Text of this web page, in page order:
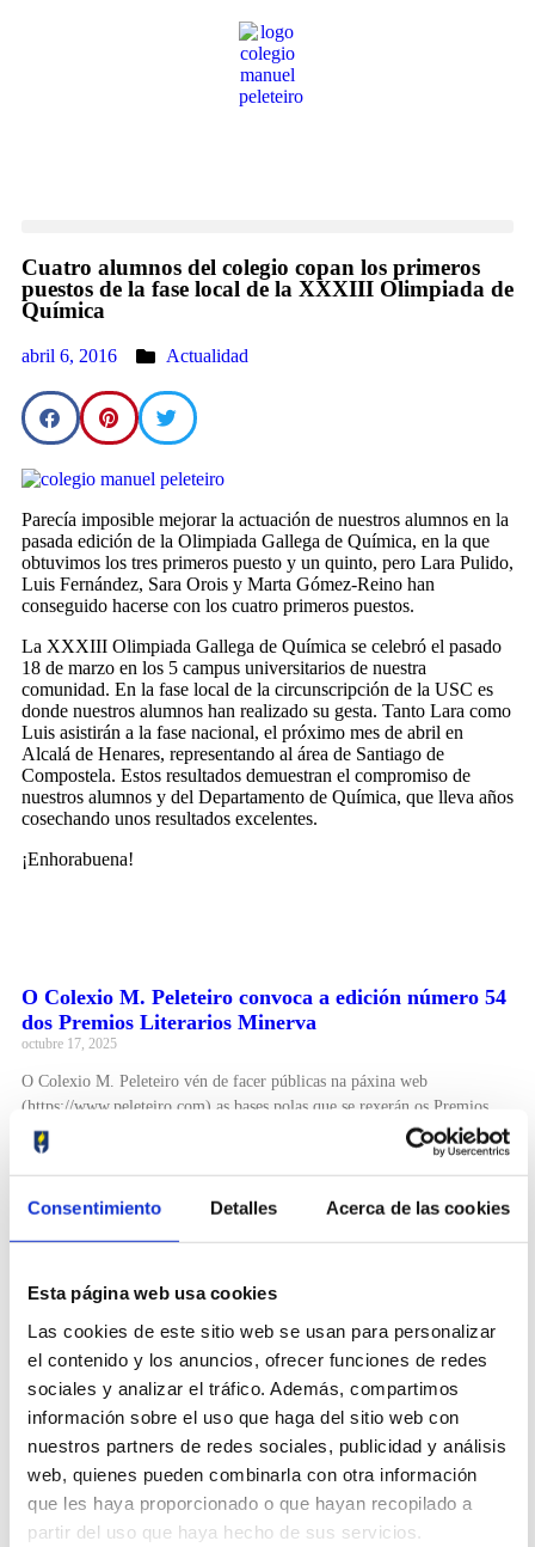
Consentimiento Detalles Acerca de las cookies
Esta página web usa cookies
Las cookies de este sitio web se usan para personalizar
el contenido y los anuncios, ofrecer funciones de redes
sociales y analizar el tráfico. Además, compartimos
información sobre el uso que haga del sitio web con
nuestros partners de redes sociales, publicidad y análisis
web, quienes pueden combinarla con otra información
que les haya proporcionado o que hayan recopilado a
partir del uso que haya hecho de sus servicios.
Cuatro alumnos del colegio copan los primeros
puestos de la fase local de la XXXIII Olimpiada de
Química
abril 6, 2016 Actualidad
Parecía imposible mejorar la actuación de nuestros alumnos en la
pasada edición de la Olimpiada Gallega de Química, en la que
obtuvimos los tres primeros puesto y un quinto, pero Lara Pulido,
Luis Fernández, Sara Orois y Marta Gómez-Reino han
conseguido hacerse con los cuatro primeros puestos.
La XXXIII Olimpiada Gallega de Química se celebró el pasado
18 de marzo en los 5 campus universitarios de nuestra
comunidad. En la fase local de la circunscripción de la USC es
donde nuestros alumnos han realizado su gesta. Tanto Lara como
Luis asistirán a la fase nacional, el próximo mes de abril en
Alcalá de Henares, representando al área de Santiago de
Compostela. Estos resultados demuestran el compromiso de
nuestros alumnos y del Departamento de Química, que lleva años
cosechando unos resultados excelentes.
¡Enhorabuena!
O Colexio M. Peleteiro convoca a edición número 54
dos Premios Literarios Minerva
octubre 17, 2025
O Colexio M. Peleteiro vén de facer públicas na páxina web
(https://www.peleteiro.com) as bases polas que se rexerán os Premios
Literarios Minerva na súa edición
celebró sus bodas de oro
julio 8, 2025
orUn total de 64 exalumnos de la promoción 1968-1975 del Colegio M.
Peleteiro conmemoró
Cinco alumnos se gradúan en el Conservatorio de
Peleteiro
Este curso cinco alumnos de 2º de Bachillerato se graduaron en el
Centro de Estudios Musicales al terminar 6º de Grado Profesional:Paula
Regal López, con